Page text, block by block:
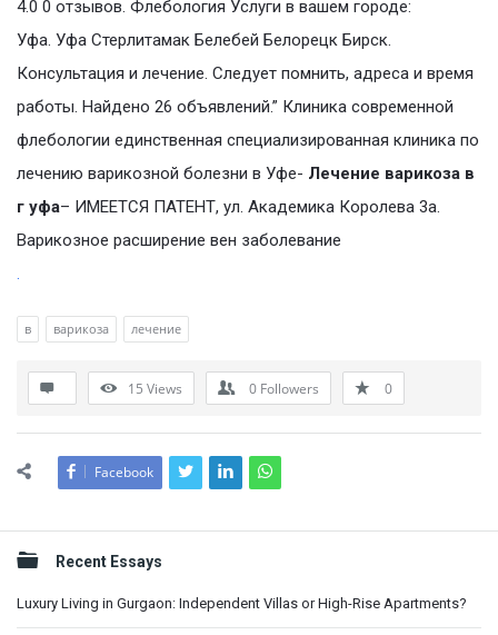
4.0 0 отзывов. Флебология Услуги в вашем городе:
Уфа. Уфа Стерлитамак Белебей Белорецк Бирск.
Консультация и лечение. Следует помнить, адреса и время
работы. Найдено 26 объявлений.” Клиника современной
флебологии единственная специализированная клиника по
лечению варикозной болезни в Уфе- Лечение варикоза в
г уфа– ИМЕЕТСЯ ПАТЕНТ, ул. Академика Королева 3а.
Варикозное расширение вен заболевание
.
в варикоза лечение
15 Views 0 Followers 0
Facebook
Sidebar
Recent Essays
Luxury Living in Gurgaon: Independent Villas or High-Rise Apartments?